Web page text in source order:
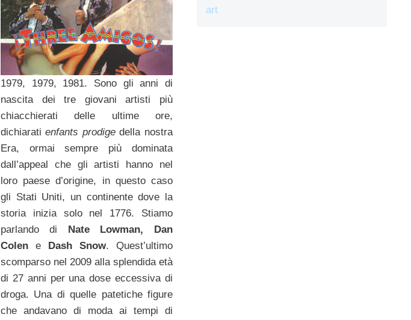
1979, 1979, 1981. Sono gli anni di
nascita dei tre giovani artisti più
chiacchierati delle ultime ore,
dichiaratienfants prodigedella nostra
Era, ormai sempre più dominata
dall’appeal che gli artisti hanno nel
loro paese d’origine, in questo caso
gli Stati Uniti, un continente dove la
storia inizia solo nel 1776. Stiamo
parlando di Nate Lowman, Dan
Colen eDash Snow. Quest’ultimo
scomparso nel 2009 alla splendida età
di 27 anni per una dose eccessiva di
droga. Una di quelle patetiche figure
che andavano di moda ai tempi di
art